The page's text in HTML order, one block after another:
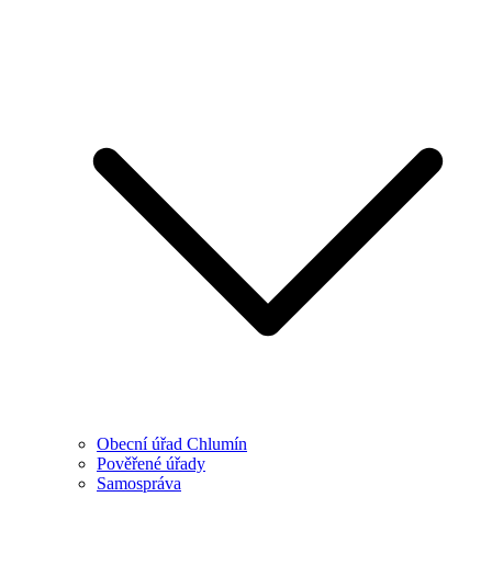
Obecní úřad Chlumín
Pověřené úřady
Samospráva